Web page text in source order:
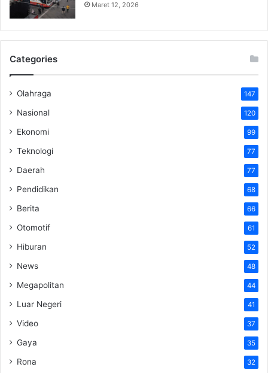
Maret 12, 2026
Categories
Olahraga 147
Nasional 120
Ekonomi 99
Teknologi 77
Daerah 77
Pendidikan 68
Berita 66
Otomotif 61
Hiburan 52
News 48
Megapolitan 44
Luar Negeri 41
Video 37
Gaya 35
Rona 32